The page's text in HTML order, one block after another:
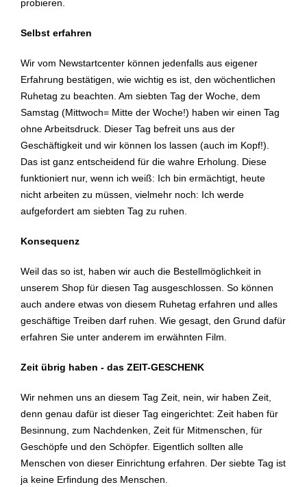
probieren.
Selbst erfahren
Wir vom Newstartcenter können jedenfalls aus eigener
Erfahrung bestätigen, wie wichtig es ist, den wöchentlichen
Ruhetag zu beachten. Am siebten Tag der Woche, dem
Samstag (Mittwoch= Mitte der Woche!) haben wir einen Tag
ohne Arbeitsdruck. Dieser Tag befreit uns aus der
Geschäftigkeit und wir können los lassen (auch im Kopf!).
Das ist ganz entscheidend für die wahre Erholung. Diese
funktioniert nur, wenn ich weiß: Ich bin ermächtigt, heute
nicht arbeiten zu müssen, vielmehr noch: Ich werde
aufgefordert am siebten Tag zu ruhen.
Konsequenz
Weil das so ist, haben wir auch die Bestellmöglichkeit in
unserem Shop für diesen Tag ausgeschlossen. So können
auch andere etwas von diesem Ruhetag erfahren und alles
geschäftige Treiben darf ruhen. Wie gesagt, den Grund dafür
erfahren Sie unter anderem im erwähnten Film.
Zeit übrig haben - das ZEIT-GESCHENK
Wir nehmen uns an diesem Tag Zeit, nein, wir haben Zeit,
denn genau dafür ist dieser Tag eingerichtet: Zeit haben für
Besinnung, zum Nachdenken, Zeit für Mitmenschen, für
Geschöpfe und den Schöpfer. Eigentlich sollten alle
Menschen von dieser Einrichtung erfahren. Der siebte Tag ist
ja keine Erfindung des Menschen.